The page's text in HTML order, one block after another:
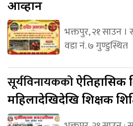
आव्हान
भक्तपुर, २१ साउन ।
वडा नं. ७ गुण्डुस्थित
सूर्यविनायककोऐतिहासिक
महिलादेखिदेखि शिक्षक